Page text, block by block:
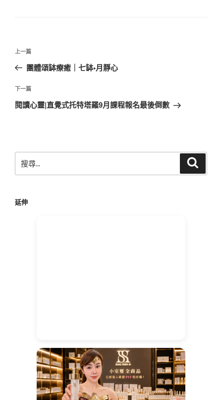
文
導
覽
上
一
文
章
上一篇
團體頌缽療癒｜七缽•月靜心
下
一
下一篇
閱讀心靈|直覺式托特塔羅9月課程報名最後倒數
尋
字:
延伸